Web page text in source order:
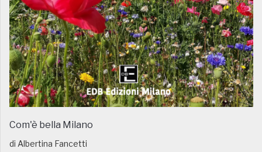
Com'è bella Milano
di Albertina Fancetti